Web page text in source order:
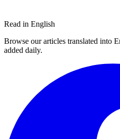
Read in English
Browse our articles translated into
added daily.